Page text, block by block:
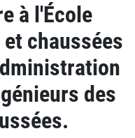
à l'École
chaussées
des